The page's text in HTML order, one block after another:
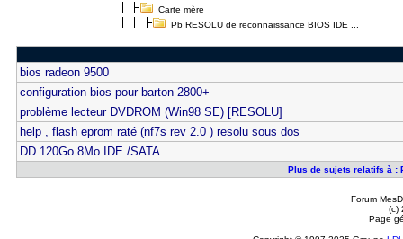
Carte mère
Pb RESOLU de reconnaissance BIOS IDE ...
bios radeon 9500
configuration bios pour barton 2800+
problème lecteur DVDROM (Win98 SE) [RESOLU]
help , flash eprom raté (nf7s rev 2.0 ) resolu sous dos
DD 120Go 8Mo IDE /SATA
Plus de sujets relatifs à :
Forum
(c)
Page